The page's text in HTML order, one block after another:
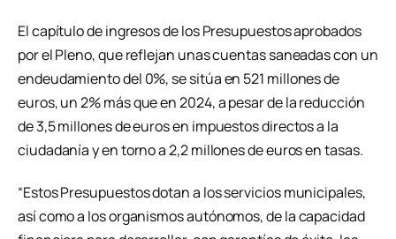
El capítulo de ingresos de los Presupuestos aprobados
por el Pleno, que reflejan unas cuentas saneadas con un
endeudamiento del 0%, se sitúa en 521 millones de
euros, un 2% más que en 2024, a pesar de la reducción
de 3,5 millones de euros en impuestos directos a la
ciudadanía y en torno a 2,2 millones de euros en tasas.
“Estos Presupuestos dotan a los servicios municipales,
así como a los organismos autónomos, de la capacidad